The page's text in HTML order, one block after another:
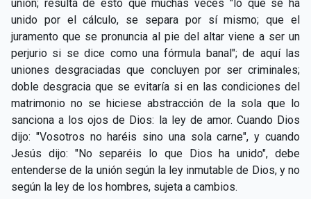
unión; resulta de esto que muchas veces "lo que se ha
unido por el cálculo, se separa por sí mismo; que el
juramento que se pronuncia al pie del altar viene a ser un
perjurio si se dice como una fórmula banal"; de aquí las
uniones desgraciadas que concluyen por ser criminales;
doble desgracia que se evitaría si en las condiciones del
matrimonio no se hiciese abstracción de la sola que lo
sanciona a los ojos de Dios: la ley de amor. Cuando Dios
dijo: "Vosotros no haréis sino una sola carne", y cuando
Jesús dijo: "No separéis lo que Dios ha unido", debe
entenderse de la unión según la ley inmutable de Dios, y no
según la ley de los hombres, sujeta a cambios.